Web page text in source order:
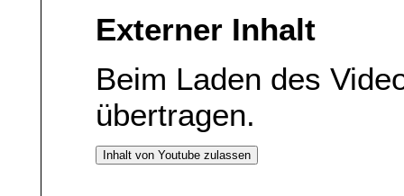
Externer Inhalt
Beim Laden des
übertragen.
Inhalt von Youtube zulassen